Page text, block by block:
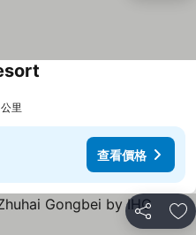
里
查看價格
分享 放